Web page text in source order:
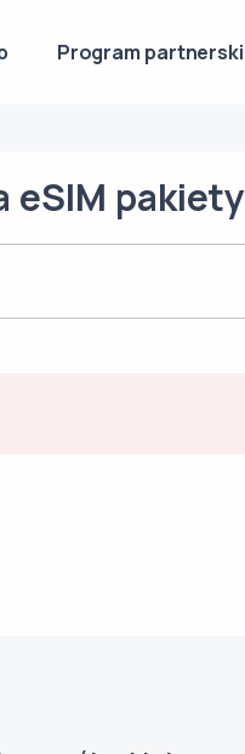
Program partnerski
eSIM pakiety